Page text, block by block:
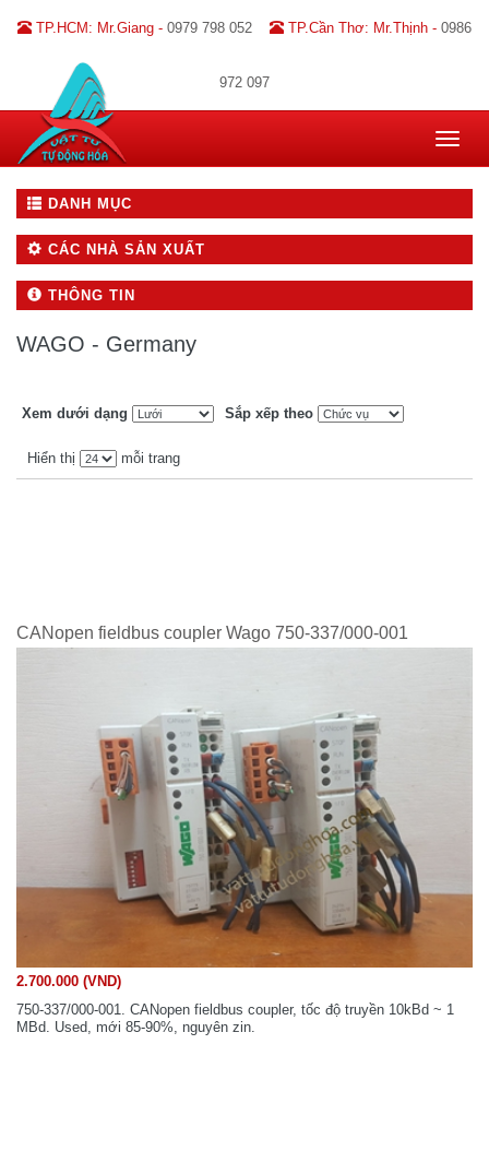
TP.HCM: Mr.Giang - 0979 798 052 TP.Cần Thơ: Mr.Thịnh - 0986
972 097
Toggle
DANH MỤC
CÁC NHÀ SẢN XUẤT
THÔNG TIN
WAGO - Germany
Xem dưới dạng Sắp xếp theo
Hiển thị mỗi trang
CANopen fieldbus coupler Wago 750-337/000-001
2.700.000 (VND)
750-337/000-001. CANopen fieldbus coupler, tốc độ truyền 10kBd ~ 1
MBd. Used, mới 85-90%, nguyên zin.